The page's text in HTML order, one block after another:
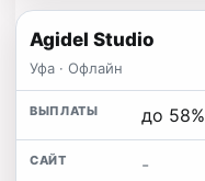
Agidel Studio
Уфа · Офлайн
до 58%
-